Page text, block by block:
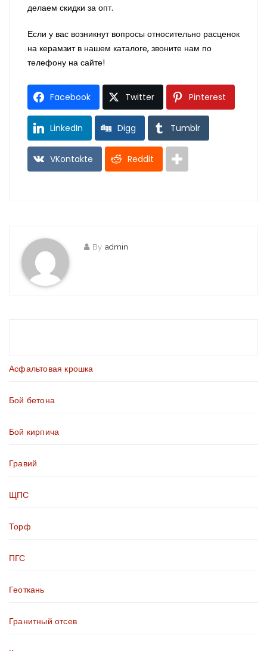
делаем скидки за опт.
Если у вас возникнут вопросы относительно расценок
на керамзит в нашем каталоге, звоните нам по
телефону на сайте!
Facebook Twitter Pinterest
LinkedIn Digg Tumblr
VKontakte Reddit
By admin
Асфальтовая крошка
Бой бетона
Бой кирпича
Гравий
ЩПС
Торф
ПГС
Геоткань
Гранитный отсев